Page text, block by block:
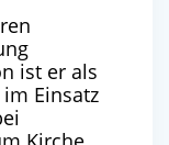
ist er als
Einsatz